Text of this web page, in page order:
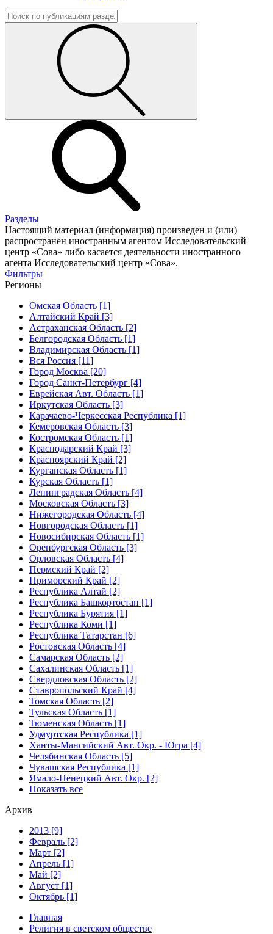
Разделы
Настоящий материал (информация) произведен и (или)
распространен иностранным агентом Исследовательский
центр «Сова» либо касается деятельности иностранного
агента Исследовательский центр «Сова».
Фильтры
Регионы
Омская Область [1]
Алтайский Край [3]
Астраханская Область [2]
Белгородская Область [1]
Владимирская Область [1]
Вся Россия [11]
Город Москва [20]
Город Санкт-Петербург [4]
Еврейская Авт. Область [1]
Иркутская Область [3]
Карачаево-Черкесская Республика [1]
Кемеровская Область [3]
Костромская Область [1]
Краснодарский Край [3]
Красноярский Край [2]
Курганская Область [1]
Курская Область [1]
Ленинградская Область [4]
Московская Область [3]
Нижегородская Область [4]
Новгородская Область [1]
Новосибирская Область [1]
Оренбургская Область [3]
Орловская Область [4]
Пермский Край [2]
Приморский Край [2]
Республика Алтай [2]
Республика Башкортостан [1]
Республика Бурятия [1]
Республика Коми [1]
Республика Татарстан [6]
Ростовская Область [4]
Самарская Область [2]
Сахалинская Область [1]
Свердловская Область [2]
Ставропольский Край [4]
Томская Область [2]
Тульская Область [1]
Тюменская Область [1]
Удмуртская Республика [1]
Ханты-Мансийский Авт. Окр. - Югра [4]
Челябинская Область [5]
Чувашская Республика [1]
Ямало-Ненецкий Авт. Окр. [2]
Показать все
Архив
2013 [9]
Февраль [2]
Март [2]
Апрель [1]
Май [2]
Август [1]
Октябрь [1]
Главная
Религия в светском обществе